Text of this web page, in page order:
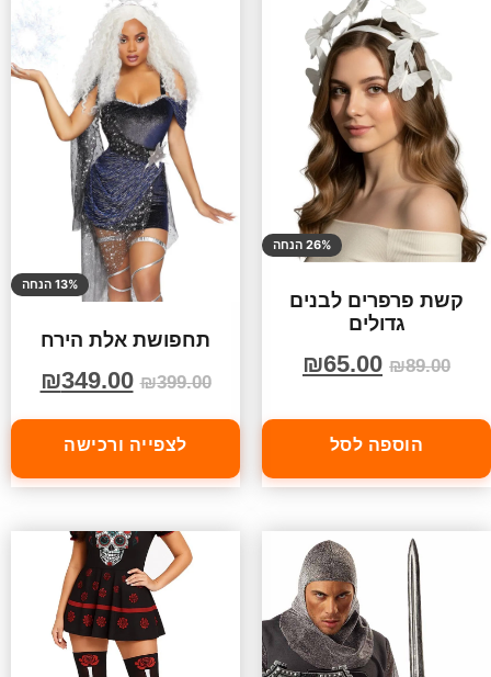
26% הנחה
קשת פרפרים לבנים
גדולים
₪89.00
₪65.00
הוספה לסל
13% הנחה
תחפושת אלת הירח
₪399.00
₪349.00
לצפייה ורכישה